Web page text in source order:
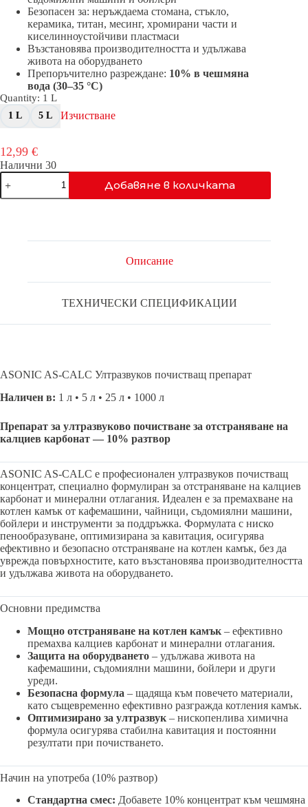
Безопасен за: неръждаема стомана, стъкло,
керамика, титан, месинг, хромирани части и
киселинноустойчиви пластмаси
Възстановява производителността и удължава
живота на оборудването
Препоръчително разреждане: 10% в чешмяна
вода (30–35 °C)
Quantity: 1 L
1 L 5 L Изчистване
12,99 €
Налични 30
количество
за
AS-
Добавяне в количката
Описание
ТЕХНИЧЕСКИ СПЕЦИФИКАЦИИ
ASONIC AS-CALC Ултразвуков почистващ препарат
Наличен в: 1 л • 5 л • 25 л • 1000 л
Препарат за ултразвуково почистване за отстраняване на
калциев карбонат — 10% разтвор
ASONIC AS-CALC е професионален ултразвуков почистващ
концентрат, специално формулиран за отстраняване на калциев
карбонат и минерални отлагания. Идеален е за премахване на
котлен камък от кафемашини, чайници, съдомиялни машини,
бойлери и инструменти за поддръжка. Формулата с ниско
пенообразуване, оптимизирана за кавитация, осигурява
ефективно и безопасно отстраняване на котлен камък, без да
уврежда повърхностите, като възстановява производителността
и удължава живота на оборудването.
Основни предимства
Мощно отстраняване на котлен камък – ефективно
премахва калциев карбонат и минерални отлагания.
Защита на оборудването – удължава живота на
кафемашини, съдомиялни машини, бойлери и други
уреди.
Безопасна формула – щадяща към повечето материали,
като същевременно ефективно разгражда котления камък.
Оптимизирано за ултразвук – нископенлива химична
формула осигурява стабилна кавитация и постоянни
резултати при почистването.
Начин на употреба (10% разтвор)
Стандартна смес: Добавете 10% концентрат към чешмяна